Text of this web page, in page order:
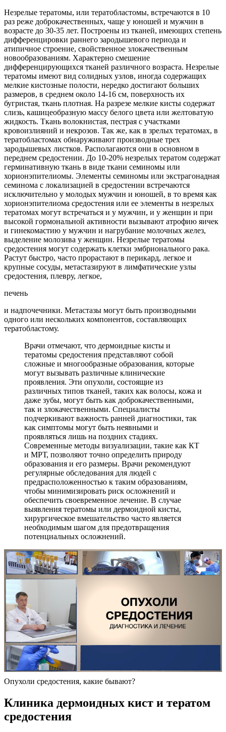
Незрелые тератомы, или тератобластомы, встречаются в 10
раз реже доброкачественных, чаще у юношей и мужчин в
возрасте до 30-35 лет. Построены из тканей, имеющих степень
дифференцировки раннего зародышевого периода и
атипичное строение, свойственное злокачественным
новообразованиям. Характерно смешение
дифференцирующихся тканей различного возраста. Незрелые
тератомы имеют вид солидных узлов, иногда содержащих
мелкие кистозные полости, нередко достигают больших
размеров, в среднем около 14-16 см, поверхность их
бугристая, ткань плотная. На разрезе мелкие кисты содержат
слизь, кашицеобразную массу белого цвета или желтоватую
жидкость. Ткань волокнистая, пестрая с участками
кровоизлияний и некрозов. Так же, как в зрелых тератомах, в
тератобластомах обнаруживают производные трех
зародышевых листков. Располагаются они в основном в
переднем средостении. До 10-20% незрелых тератом содержат
герминативную ткань в виде ткани семиномы или
хорионэпителиомы. Элементы семиномы или экстрагонадная
семинома с локализацией в средостении встречаются
исключительно у молодых мужчин и юношей, в то время как
хорионэпителиома средостения или ее элементы в незрелых
тератомах могут встречаться и у мужчин, и у женщин и при
высокой гормональной активности вызывают атрофию яичек
и гинекомастию у мужчин и нагрубание молочных желез,
выделение молозива у женщин. Незрелые тератомы
средостения могут содержать клетки эмбрионального рака.
Растут быстро, часто прорастают в перикард, легкое и
крупные сосуды, метастазируют в лимфатические узлы
средостения, плевру, легкое,
печень
и надпочечники. Метастазы могут быть производными
одного или нескольких компонентов, составляющих
тератобластому.
Врачи отмечают, что дермоидные кисты и
тератомы средостения представляют собой
сложные и многообразные образования, которые
могут вызывать различные клинические
проявления. Эти опухоли, состоящие из
различных типов тканей, таких как волосы, кожа и
даже зубы, могут быть как доброкачественными,
так и злокачественными. Специалисты
подчеркивают важность ранней диагностики, так
как симптомы могут быть неявными и
проявляться лишь на поздних стадиях.
Современные методы визуализации, такие как КТ
и МРТ, позволяют точно определить природу
образования и его размеры. Врачи рекомендуют
регулярные обследования для людей с
предрасположенностью к таким образованиям,
чтобы минимизировать риск осложнений и
обеспечить своевременное лечение. В случае
выявления тератомы или дермоидной кисты,
хирургическое вмешательство часто является
необходимым шагом для предотвращения
потенциальных осложнений.
Опухоли средостения, какие бывают?
Клиника дермоидных кист и тератом
средостения